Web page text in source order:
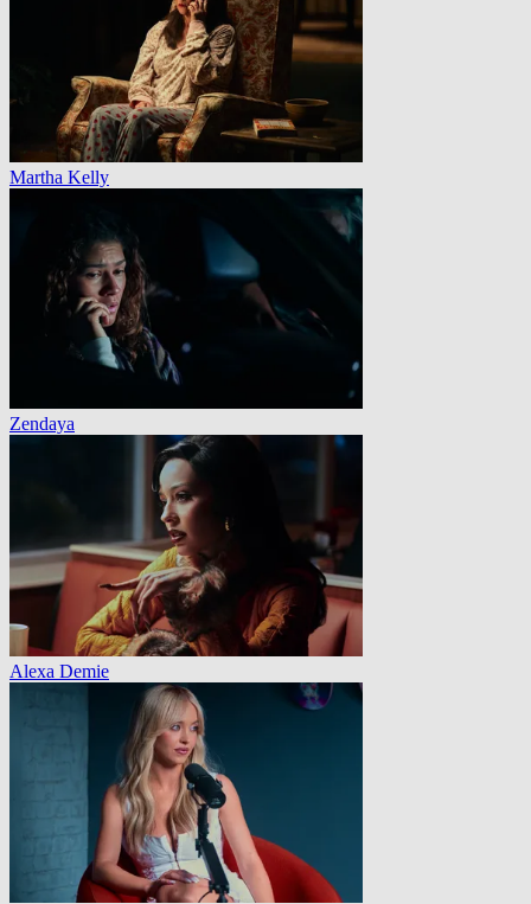
Martha Kelly
Zendaya
Alexa Demie